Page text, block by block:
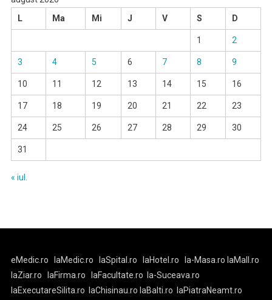
L
Ma Mi J V S D
1 2
3 4 5 6 7 8 9
10 11 12 13 14 15 16
17 18 19 20 21 22 23
24 25 26 27 28 29 30
31
« iul.
eMedic.ro laMedic.ro laSpital.ro laHotel.ro la-Masa.ro laMall.ro
laZiar.ro
laFirma.ro laFacultate.ro
la-Suceava.ro
laExecutareSilita.ro
laChisinau.ro laBalti.ro
laPiatraNeamt.ro